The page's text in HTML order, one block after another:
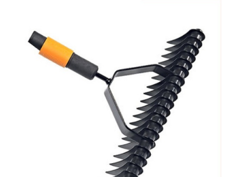
Betono pjovimo ir šlifavimo įrankiai
Betonavimo, tinkavimo technika
Dažymo, smėliavimo įranga
Drėgmės surinkėjai-drėkintuvai
Elektros generatoriai, pakrovėjai-paleidėjai
Elektros įranga ir apšvietimo technika
Keltuvai-pakelėjai, vežimėliai transportuoti